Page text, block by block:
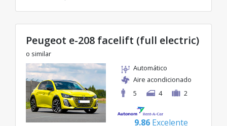
Peugeot e-208 facelift (full electric)
o similar
Automático
Aire acondicionado
5
4 2
9.86 Excelente